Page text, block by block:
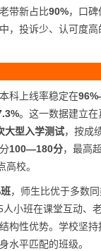
带新占比90%，口
，投诉少、认可度
科上线率稳定在
。这一数据建立
大型入学测试，按成
100—180分，最高
校。
，师生比优于多数
小班在课堂互动、
构性优势。学校坚
水平匹配的班级。